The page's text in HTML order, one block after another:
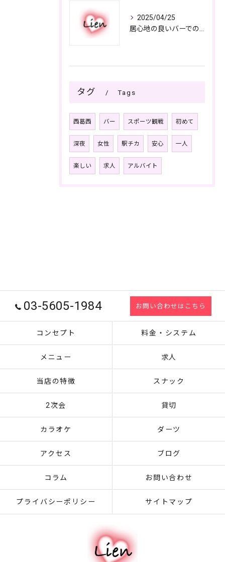
2025/04/25
タグ Tags
西葛西 バー スポーツ観戦 初めて
深夜 女性 駅チカ 安心 一人
楽しい 求人 アルバイト
03-5605-1984 お問い合わせはこちら
コンセプト 料金・システム
メニュー 求人
当店の特徴 スナック
2次会 貸切
カラオケ ダーツ
アクセス ブログ
コラム お問い合わせ
プライバシーポリシー サイトマップ